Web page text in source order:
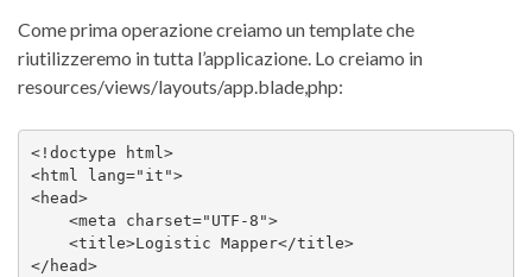
Come prima operazione creiamo un template che
riutilizzeremo in tutta l’applicazione. Lo creiamo in
resources/views/layouts/app.blade,php:
<!doctype html>
<html lang="it">
<head>
    <meta charset="UTF-8">
    <title>Logistic Mapper</title>
</head>